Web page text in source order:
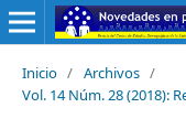
Inicio / Archivos /
Vol. 14 Núm. 28 (2018):